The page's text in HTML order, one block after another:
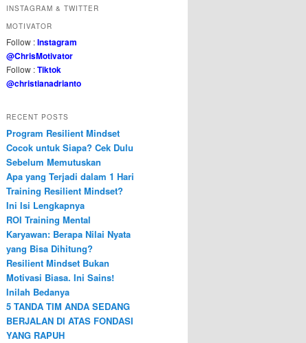
INSTAGRAM & TWITTER
MOTIVATOR
Follow :Instagram
@ChrisMotivator
Follow :Tiktok
@christianadrianto
RECENT POSTS
Program Resilient Mindset
Cocok untuk Siapa? Cek Dulu
Sebelum Memutuskan
Apa yang Terjadi dalam 1 Hari
Training Resilient Mindset?
Ini Isi Lengkapnya
ROI Training Mental
Karyawan: Berapa Nilai Nyata
yang Bisa Dihitung?
Resilient Mindset Bukan
Motivasi Biasa. Ini Sains!
Inilah Bedanya
5 TANDA TIM ANDA SEDANG
BERJALAN DI ATAS FONDASI
YANG RAPUH